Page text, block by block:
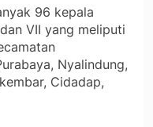
96 kepala
VII yang meliputi
Nyalindung,
Cidadap,